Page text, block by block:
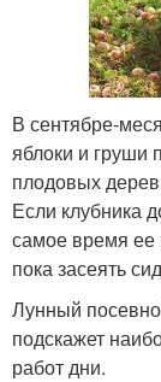
В сентябре-
яблоки и груши
плодовых
Если клубника
самое время ее
пока засеять
Лунный
подскажет
работ дни.